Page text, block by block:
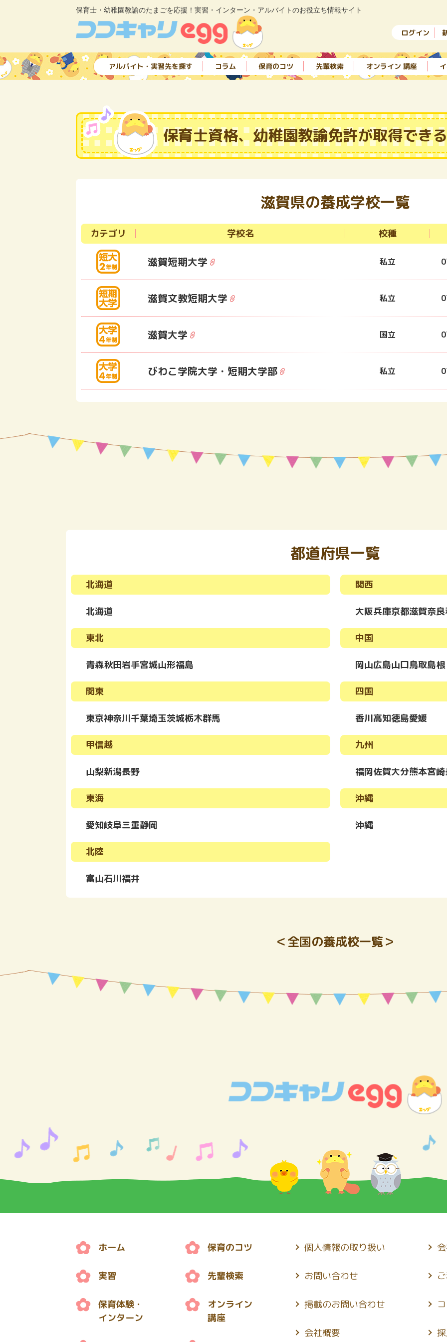
保育士・幼稚園教諭のたまごを応援！実習・インターン・アルバイトのお役立ち情報サイト
ログイン
アルバイト・実習先を探す コラム 保育のコツ 先輩検索 オンライン 講座
保育士資格、幼稚園教諭免許が取得でき
滋賀県の養成学校一覧
カテゴリ 学校名 校種
滋賀短期大学 私立
滋賀文教短期大学 私立
滋賀大学 国立
びわこ学院大学・短期大学部 私立
都道府県一覧
北海道
北海道
東北
青森秋田岩手宮城山形福島
関東
東京神奈川千葉埼玉茨城栃木群馬
甲信越
山梨新潟長野
東海
愛知岐阜三重静岡
北陸
富山石川福井
関西
大阪兵庫京都滋賀奈良
中国
岡山広島山口鳥取島根
四国
香川高知徳島愛媛
九州
福岡佐賀大分熊本宮崎
沖縄
沖縄
＜全国の養成校一覧＞
ホーム
実習
保育体験・
インターン
保育のコツ
先輩検索
オンライン
講座
個人情報の取り扱い
お問い合わせ
掲載のお問い合わせ
会社概要